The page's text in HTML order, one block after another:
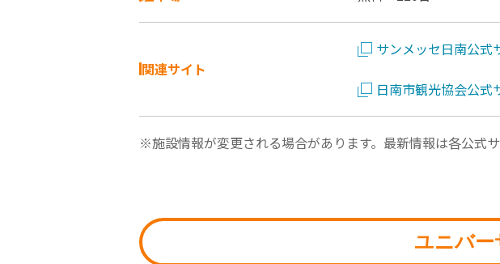
関連サイト
サンメッセ日南公式
日南市観光協会公式
※施設情報が変更される場合があります。最新情報は各公式
ユニバ